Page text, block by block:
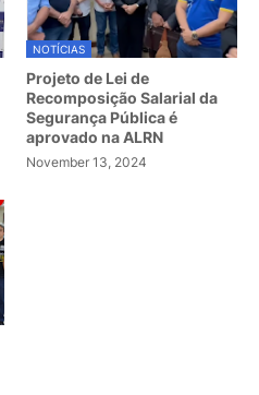
NOTÍCIAS
Projeto de Lei de
Recomposição Salarial da
Segurança Pública é
aprovado na ALRN
November 13, 2024